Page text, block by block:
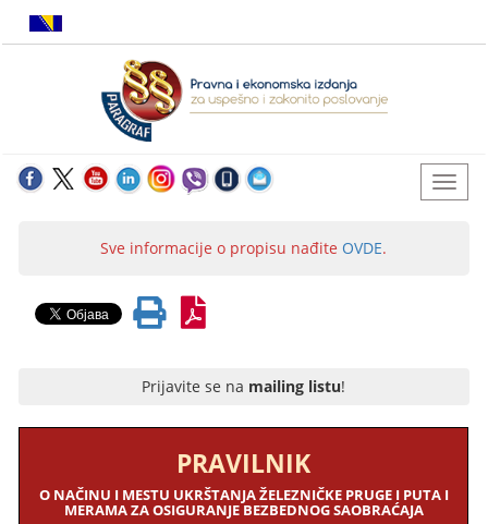
Sve informacije o propisu nađite OVDE.
Prijavite se na mailing listu!
PRAVILNIK
O NAČINU I MESTU UKRŠTANJA ŽELEZNIČKE PRUGE I PUTA I
MERAMA ZA OSIGURANJE BEZBEDNOG SAOBRAĆAJA